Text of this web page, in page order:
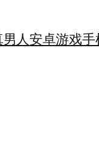
人安卓游戏手